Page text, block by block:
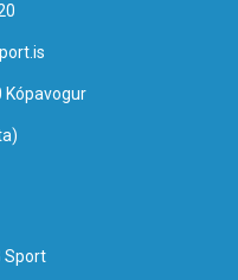
Kópavogur
Sport